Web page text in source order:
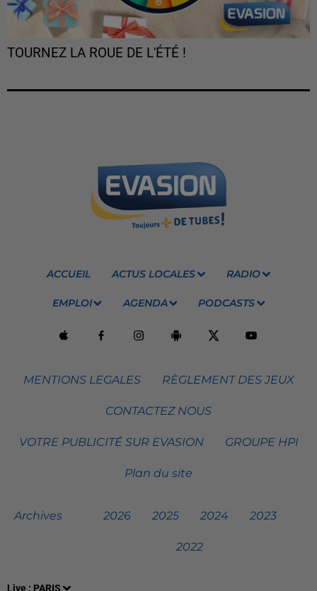
Live : PARIS
TOURNEZ LA ROUE DE L'ÉTÉ !
ACCUEIL ACTUS LOCALES RADIO
EMPLOI AGENDA PODCASTS
MENTIONS LEGALES RÈGLEMENT DES JEUX
CONTACTEZ NOUS
VOTRE PUBLICITÉ SUR EVASION GROUPE HPI
Plan du site
Archives 2026 2025 2024 2023
2022